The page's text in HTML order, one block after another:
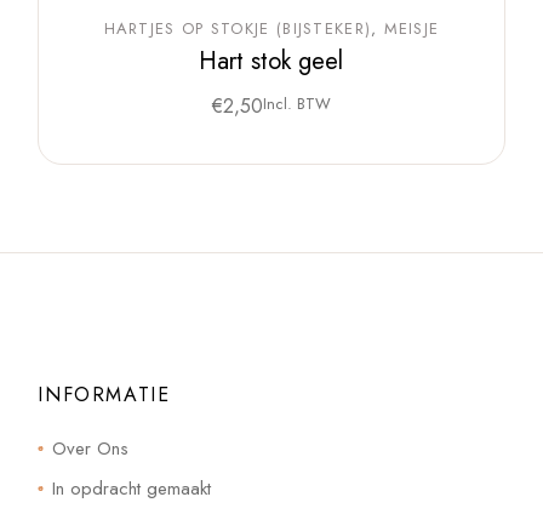
HARTJES OP STOKJE (BIJSTEKER) MEISJE
Hart stok geel
€2,50Incl. BTW
INFORMATIE
Over Ons
In opdracht gemaakt